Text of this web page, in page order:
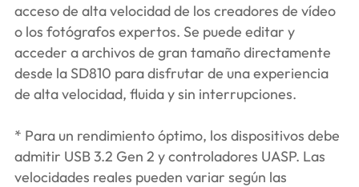
acceso de alta velocidad de los creadores de vídeo
o los fotógrafos expertos. Se puede editar y
acceder a archivos de gran tamaño directamente
desde la SD810 para disfrutar de una experiencia
de alta velocidad, fluida y sin interrupciones.
* Para un rendimiento óptimo, los dispositivos debe
admitir USB 3.2 Gen 2 y controladores UASP. Las
velocidades reales pueden variar según las